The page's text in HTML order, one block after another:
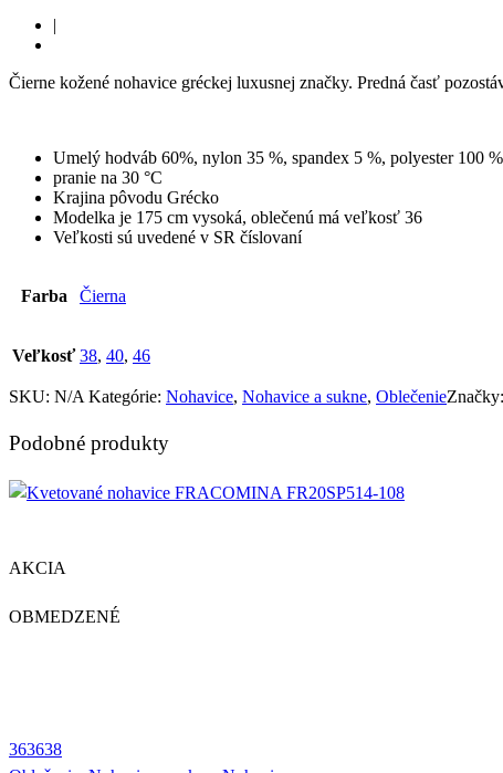
|
Čierne kožené nohavice gréckej luxusnej značky. Predná časť
Umelý hodváb 60%, nylon 35 %, spandex 5 %, polyester 100
pranie na 30 °C
Krajina pôvodu Grécko
Modelka je 175 cm vysoká, oblečenú má veľkosť 36
Veľkosti sú uvedené v SR číslovaní
Farba Čierna
Veľkosť 38, 40, 46
SKU: N/A Kategórie: Nohavice, Nohavice a sukne, OblečenieZnačky:
Podobné produkty
AKCIA
OBMEDZENÉ
363638